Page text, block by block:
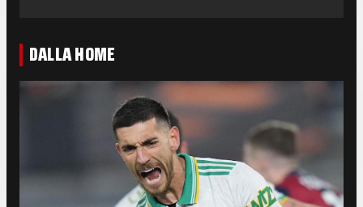
DALLA HOME